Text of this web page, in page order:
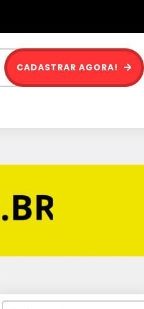
CADASTRAR AGORA!